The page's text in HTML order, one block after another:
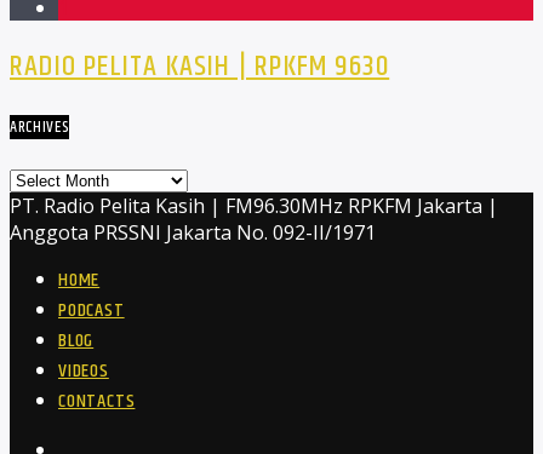
RADIO PELITA KASIH | RPKFM 9630
ARCHIVES
Archives
PT. Radio Pelita Kasih | FM96.30MHz RPKFM Jakarta |
Anggota PRSSNI Jakarta No. 092-II/1971
HOME
PODCAST
BLOG
VIDEOS
CONTACTS